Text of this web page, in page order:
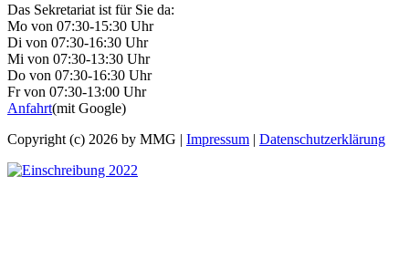
Das Sekretariat ist für Sie da:
Mo von 07:30-15:30 Uhr
Di von 07:30-16:30 Uhr
Mi von 07:30-13:30 Uhr
Do von 07:30-16:30 Uhr
Fr von 07:30-13:00 Uhr
Anfahrt(mit Google)
Copyright (c) 2026 by MMG | Impressum | Datenschutzerklärung